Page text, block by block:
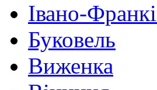
Івано-
Буковель
Виженка